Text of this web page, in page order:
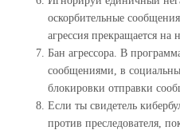
оскорбительные
агрессия прекращается на
Бан агрессора. В
сообщениями, в
блокировки отправки
Если ты свидетель
против преследователя,